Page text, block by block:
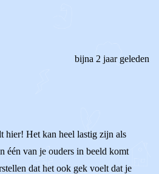
bijna 2 jaar geleden
hier! Het kan heel lastig zijn als
één van je ouders in beeld komt
dat het ook gek voelt dat je